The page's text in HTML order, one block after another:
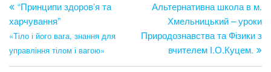
записів
запис
“Принципи здоров’я та
харчування”
«Тіло і його вага, знання для
управління тілом і вагою»
Альтернативна школа в м.
Хмельницький – уроки
Природознавства та Фізики з
вчителем І.О.Куцем.